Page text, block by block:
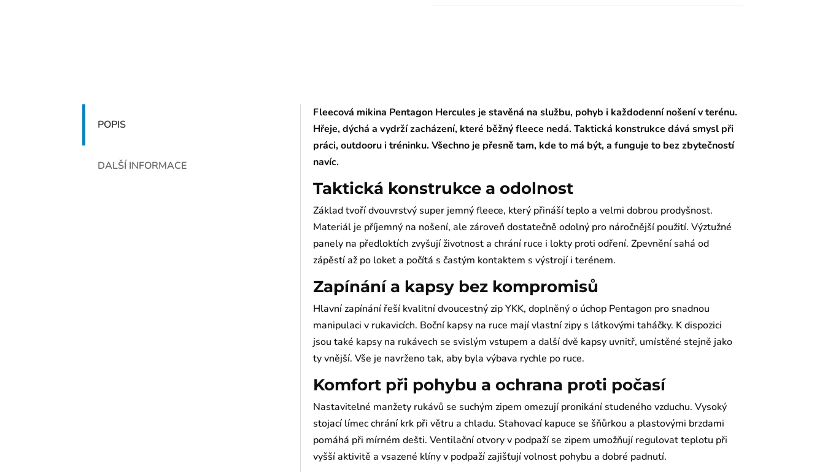
POPIS
DALŠÍ INFORMACE
Fleecová mikina Pentagon Hercules je stavěná na službu, pohyb i každodenní nošení v terénu.
Hřeje, dýchá a vydrží zacházení, které běžný fleece nedá. Taktická konstrukce dává smysl při
práci, outdooru i tréninku. Všechno je přesně tam, kde to má být, a funguje to bez zbytečností
navíc.
Taktická konstrukce a odolnost
Základ tvoří dvouvrstvý super jemný fleece, který přináší teplo a velmi dobrou prodyšnost.
Materiál je příjemný na nošení, ale zároveň dostatečně odolný pro náročnější použití. Výztužné
panely na předloktích zvyšují životnost a chrání ruce i lokty proti odření. Zpevnění sahá od
zápěstí až po loket a počítá s častým kontaktem s výstrojí i terénem.
Zapínání a kapsy bez kompromisů
Hlavní zapínání řeší kvalitní dvoucestný zip YKK, doplněný o úchop Pentagon pro snadnou
manipulaci v rukavicích. Boční kapsy na ruce mají vlastní zipy s látkovými taháčky. K dispozici
jsou také kapsy na rukávech se svislým vstupem a další dvě kapsy uvnitř, umístěné stejně jako
ty vnější. Vše je navrženo tak, aby byla výbava rychle po ruce.
Komfort při pohybu a ochrana proti počasí
Nastavitelné manžety rukávů se suchým zipem omezují pronikání studeného vzduchu. Vysoký
stojací límec chrání krk při větru a chladu. Stahovací kapuce se šňůrkou a plastovými brzdami
pomáhá při mírném dešti. Ventilační otvory v podpaží se zipem umožňují regulovat teplotu při
vyšší aktivitě a vsazené klíny v podpaží zajišťují volnost pohybu a dobré padnutí.